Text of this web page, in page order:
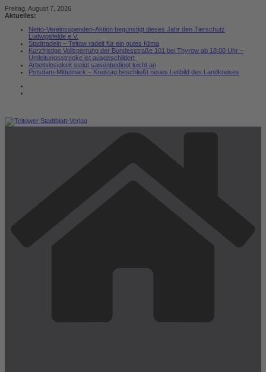
Zum
Inhalt
Freitag, August 7, 2026
Aktuelles:
Netto-Vereinsspenden-Aktion begünstigt dieses Jahr den Tierschutz
Ludwigsfelde e.V.
Stadtradeln – Teltow radelt für ein gutes Klima
Kurzfristige Vollsperrung der Bundesstraße 101 bei Thyrow ab 18:00 Uhr –
Umleitungsstrecke ist ausgeschildert
Arbeitslosigkeit steigt saisonbedingt leicht an
Potsdam-Mittelmark – Kreistag beschließt neues Leitbild des Landkreises